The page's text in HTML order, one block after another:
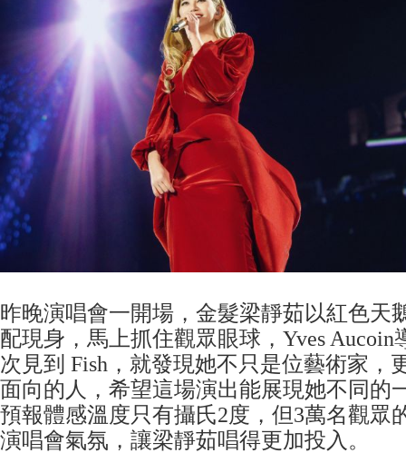
昨晚演唱會一開場，金髮梁靜茹以紅色天
配現身，馬上抓住觀眾眼球，Yves Aucoin
次見到 Fish，就發現她不只是位藝術家，
面向的人，希望這場演出能展現她不同的
預報體感溫度只有攝氏2度，但3萬名觀眾
演唱會氣氛，讓梁靜茹唱得更加投入。